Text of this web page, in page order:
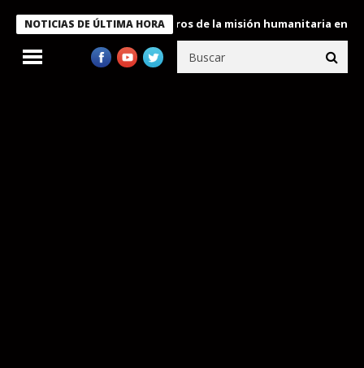
NOTICIAS DE ÚLTIMA HORA
condecora a miembros de la misión humanitaria enviada a